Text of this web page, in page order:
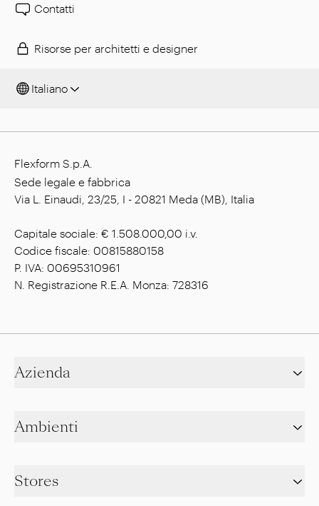
Contatti
Risorse per architetti e designer
Italiano
Flexform S.p.A.
Sede legale e fabbrica
Via L. Einaudi, 23/25, I - 20821 Meda (MB), Italia
Capitale sociale: € 1.508.000,00 i.v.
Codice fiscale: 00815880158
P. IVA: 00695310961
N. Registrazione R.E.A. Monza: 728316
Azienda
Ambienti
Stores